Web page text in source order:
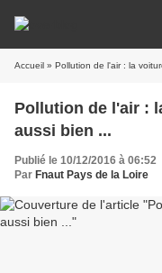
Accueil » Pollution de l'air : la
Pollution de l'air :
aussi bien ...
Publié le 10/12/2016 à 06:52
Par Fnaut Pays de la Loire